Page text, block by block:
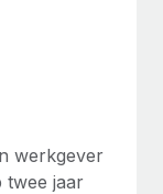
werkgever
twee jaar